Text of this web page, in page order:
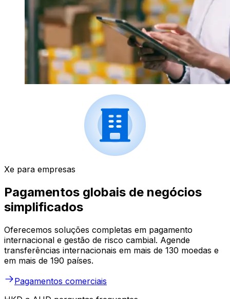
Xe para empresas
Pagamentos globais de negócios
simplificados
Oferecemos soluções completas em pagamento
internacional e gestão de risco cambial. Agende
transferências internacionais em mais de 130 moedas e
em mais de 190 países.
Pagamentos comerciais